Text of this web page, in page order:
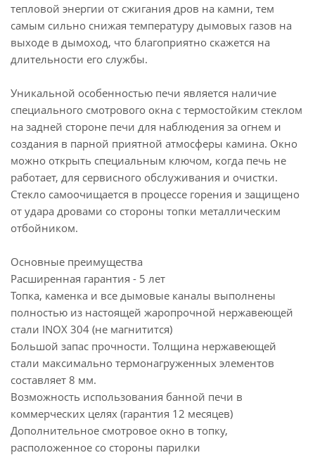
тепловой энергии от сжигания дров на камни, тем
самым сильно снижая температуру дымовых газов на
выходе в дымоход, что благоприятно скажется на
длительности его службы.
Уникальной особенностью печи является наличие
специального смотрового окна с термостойким стеклом
на задней стороне печи для наблюдения за огнем и
создания в парной приятной атмосферы камина. Окно
можно открыть специальным ключом, когда печь не
работает, для сервисного обслуживания и очистки.
Стекло самоочищается в процессе горения и защищено
от удара дровами со стороны топки металлическим
отбойником.
Основные преимущества
Расширенная гарантия - 5 лет
Топка, каменка и все дымовые каналы выполнены
полностью из настоящей жаропрочной нержавеющей
стали INOX 304 (не магнитится)
Большой запас прочности. Толщина нержавеющей
стали максимально термонагруженных элементов
составляет 8 мм.
Возможность использования банной печи в
коммерческих целях (гарантия 12 месяцев)
Дополнительное смотровое окно в топку,
расположенное со стороны парилки